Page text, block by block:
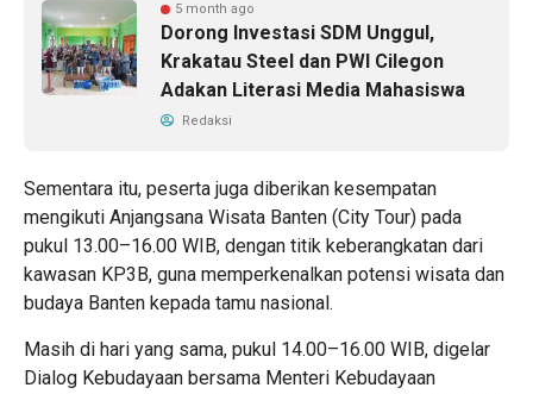
5 month ago
Dorong Investasi SDM Unggul,
Krakatau Steel dan PWI Cilegon
Adakan Literasi Media Mahasiswa
Redaksi
Sementara itu, peserta juga diberikan kesempatan
mengikuti Anjangsana Wisata Banten (City Tour) pada
pukul 13.00–16.00 WIB, dengan titik keberangkatan dari
kawasan KP3B, guna memperkenalkan potensi wisata dan
budaya Banten kepada tamu nasional.
Masih di hari yang sama, pukul 14.00–16.00 WIB, digelar
Dialog Kebudayaan bersama Menteri Kebudayaan